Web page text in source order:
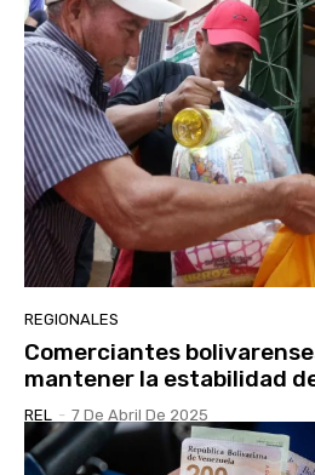
REGIONALES
Comerciantes
mantener la estabilidad
REL - 7 De Abril De 2025